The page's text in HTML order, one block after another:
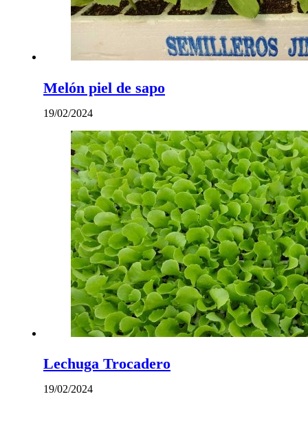
Melón piel de sapo
19/02/2024
Lechuga Trocadero
19/02/2024